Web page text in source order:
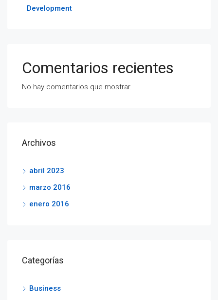
Development
Comentarios recientes
No hay comentarios que mostrar.
Archivos
abril 2023
marzo 2016
enero 2016
Categorías
Business